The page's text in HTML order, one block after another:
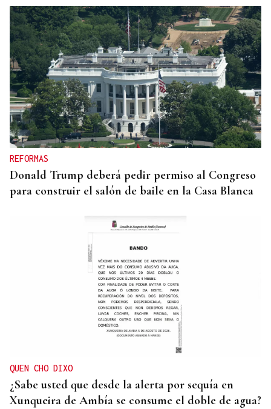
CANEDO
Un herido en la colisión entre dos coches en la
entrada a las termas de Outariz
REFORMAS
Donald Trump deberá pedir permiso al Congreso
para construir el salón de baile en la Casa Blanca
QUEN CHO DIXO
¿Sabe usted que desde la alerta por sequía en
Xunqueira de Ambía se consume el doble de agua?